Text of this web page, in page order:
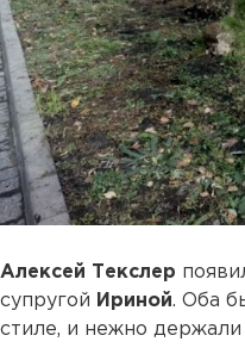
Алексей Текслер
супругой Ириной. Оба
стиле, и нежно держали